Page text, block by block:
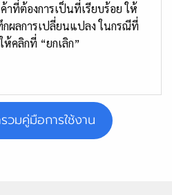
ต้องการเป็นที่เรียบร้อย ให้
ผลการเปลี่ยนแปลง ในกรณีที่
ห้คลิกที่ “ยกเลิก”
วมคู่มือการใช้งาน